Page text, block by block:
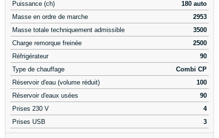
Puissance (ch)
180 auto
Masse en ordre de marche
2953
Masse totale techniquement admissible
3500
Charge remorque freinée
2500
Réfrigérateur
90
Type de chauffage
Combi CP
Réservoir d'eau (volume réduit)
100
Réservoir d'eaux usées
90
Prises 230 V
4
Prises USB
3